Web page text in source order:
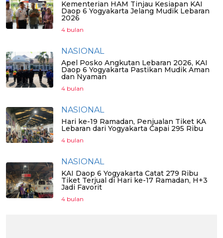
Kementerian HAM Tinjau Kesiapan KAI
Daop 6 Yogyakarta Jelang Mudik Lebaran
2026
4 bulan
NASIONAL
Apel Posko Angkutan Lebaran 2026, KAI
Daop 6 Yogyakarta Pastikan Mudik Aman
dan Nyaman
4 bulan
NASIONAL
Hari ke-19 Ramadan, Penjualan Tiket KA
Lebaran dari Yogyakarta Capai 295 Ribu
4 bulan
NASIONAL
KAI Daop 6 Yogyakarta Catat 279 Ribu
Tiket Terjual di Hari ke-17 Ramadan, H+3
Jadi Favorit
4 bulan